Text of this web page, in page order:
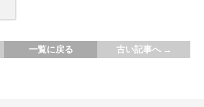
一覧に戻る 古い記事へ →